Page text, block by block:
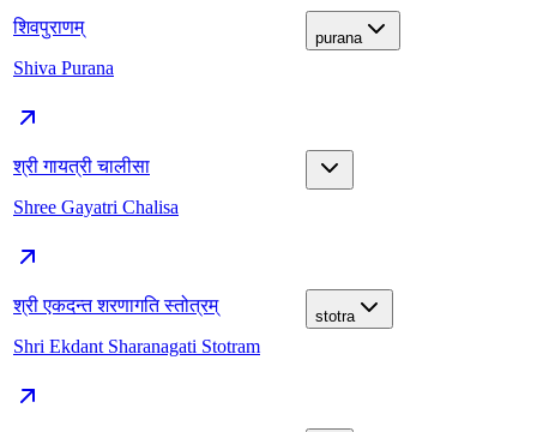
शिवपुराणम्
Shiva Purana
purana
श्री गायत्री चालीसा
Shree Gayatri Chalisa
श्री एकदन्त शरणागति स्तोत्रम्
Shri Ekdant Sharanagati Stotram
stotra